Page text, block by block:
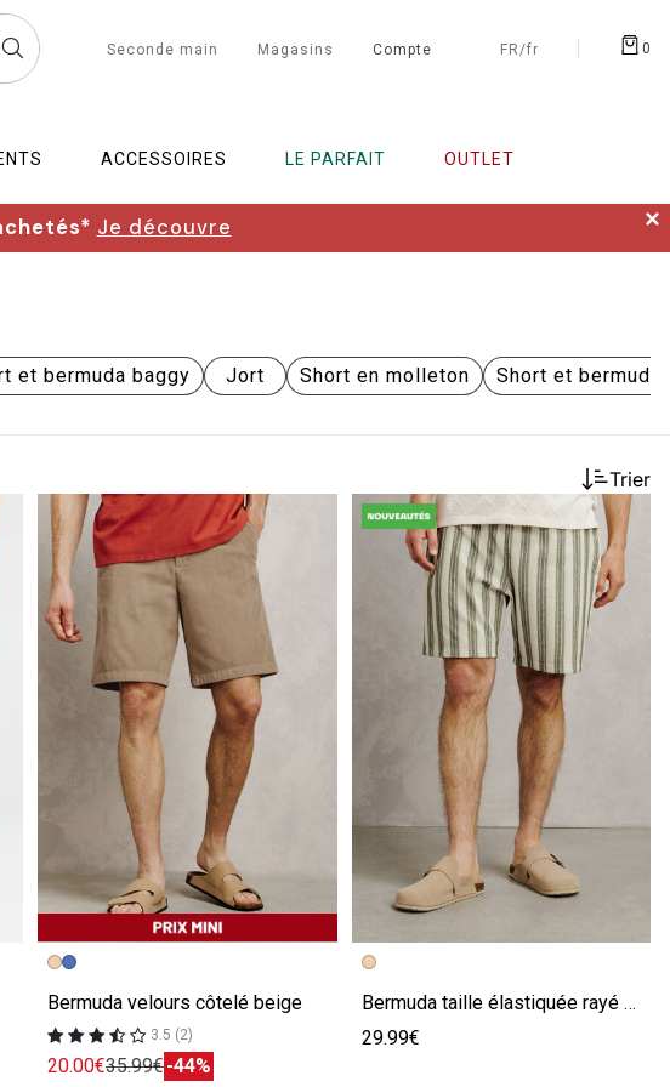
Seconde main Magasins Compte FR/fr 0
ACCESSOIRES LE PARFAIT OUTLET
Je découvre ✕
et bermuda baggy Jort Short en molleton Short et bermuda
Trier
Image précédente
Image suivante
Bermuda velours côtelé beige
3.5 (2)
20.00€35.99€-44%
Image précédente
Image suivante
Bermuda taille élastiquée rayé beige
29.99€